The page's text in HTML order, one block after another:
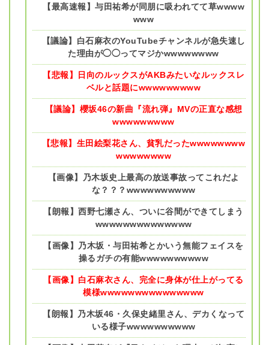
【最高速報】与田祐希が同朋に吸われてて草wwww
www
【議論】白石麻衣のYouTubeチャンネルが急失速し
た理由が◯◯ってマジかwwwwwwww
【悲報】日向のルックスがAKBみたいなルックスレ
ベルと話題にwwwwwwwww
【議論】櫻坂46の新曲『流れ弾』MVの正直な感想
wwwwwwwww
【悲報】生田絵梨花さん、貧乳だったwwwwwwww
wwwwwwww
【画像】乃木坂史上最高の放送事故ってこれだよ
な？？？wwwwwwwwww
【朗報】西野七瀬さん、ついに谷間ができてしまう
wwwwwwwwwwwwww
【画像】乃木坂・与田祐希とかいう無能フェイスを
操るガチの有能wwwwwwwwww
【画像】白石麻衣さん、完全に身体が仕上がってる
模様wwwwwwwwwwwwwww
【朗報】乃木坂46・久保史緒里さん、デカくなって
いる様子wwwwwwwwww